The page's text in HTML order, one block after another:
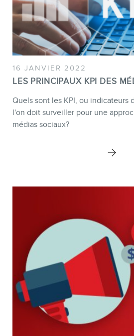
16 JANVIER 2022
LES PRINCIPAUX KPI DES
Quels sont les KPI, ou indicateurs
l'on doit surveiller pour une
médias sociaux?